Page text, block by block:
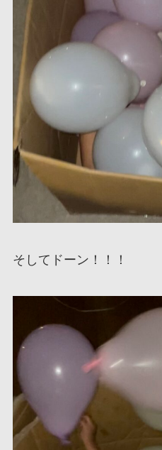
そしてドーン！！！